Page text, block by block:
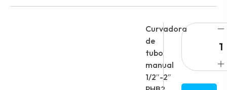
Curvadora
de
tubo
manual
1/2″-2″